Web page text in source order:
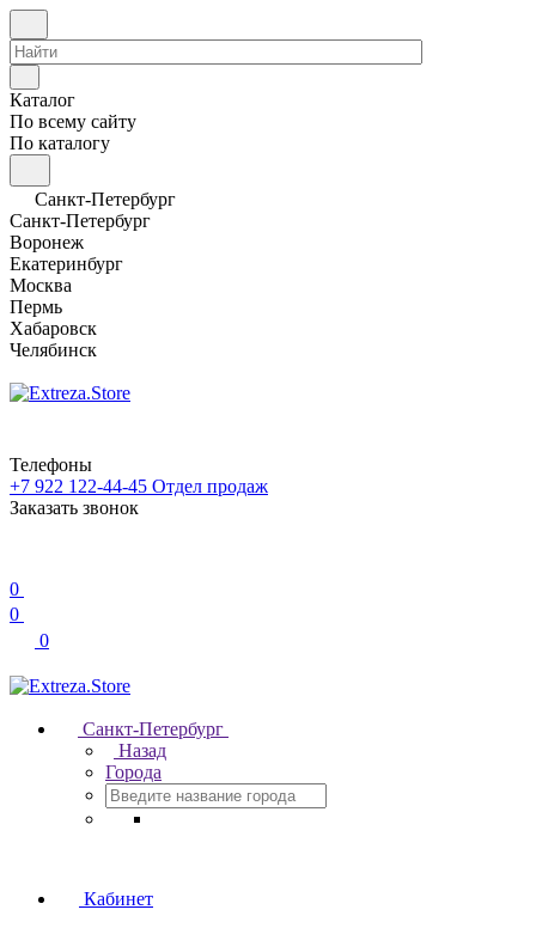
Каталог
По всему сайту
По каталогу
Санкт-Петербург
Санкт-Петербург
Воронеж
Екатеринбург
Москва
Пермь
Хабаровск
Челябинск
Телефоны
+7 922 122-44-45 Отдел продаж
Заказать звонок
0
0
0
Санкт-Петербург
Назад
Города
Кабинет